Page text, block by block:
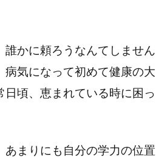
かに頼ろうなんてしません
気になって初めて健康の大
頃、恵まれている時に困っ
まりにも自分の学力の位置